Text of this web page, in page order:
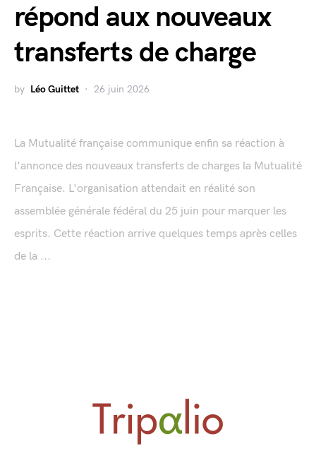
répond aux nouveaux
transferts de charge
by Léo Guittet 26 juin 2026
La Mutualité française communique enfin sa réaction à
l'annonce des nouveaux transferts de charges la Mutualité
Française. L'organisation attendait en réalité son
assemblée générale fédéral du 25 juin pour marquer les
esprits. Cette réaction arrive quelques temps après celles
de la ...